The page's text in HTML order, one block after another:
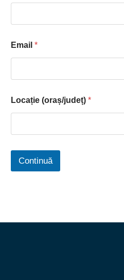
Email *
Locație (oraș/județ) *
Continuă